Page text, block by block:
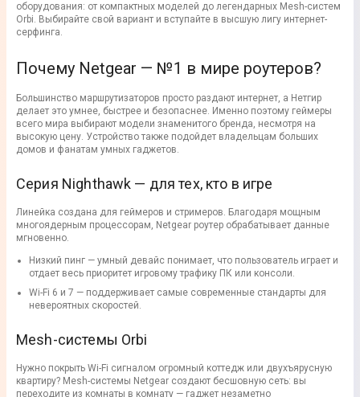
оборудования: от компактных моделей до легендарных Mesh-систем
Orbi. Выбирайте свой вариант и вступайте в высшую лигу интернет-
серфинга.
Почему Netgear — №1 в мире роутеров?
Большинство маршрутизаторов просто раздают интернет, а Нетгир
делает это умнее, быстрее и безопаснее. Именно поэтому геймеры
всего мира выбирают модели знаменитого бренда, несмотря на
высокую цену. Устройство также подойдет владельцам больших
домов и фанатам умных гаджетов.
Серия Nighthawk — для тех, кто в игре
Линейка создана для геймеров и стримеров. Благодаря мощным
многоядерным процессорам, Netgear роутер обрабатывает данные
мгновенно.
Низкий пинг — умный девайс понимает, что пользователь играет и
отдает весь приоритет игровому трафику ПК или консоли.
Wi-Fi 6 и 7 — поддерживает самые современные стандарты для
невероятных скоростей.
Mesh-системы Orbi
Нужно покрыть Wi-Fi сигналом огромный коттедж или двухъярусную
квартиру? Mesh-системы Netgear создают бесшовную сеть: вы
переходите из комнаты в комнату — гаджет незаметно